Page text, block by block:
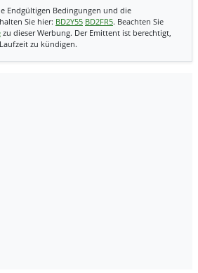
Endgültigen Bedingungen und die
Sie hier: BD2Y55 BD2FR5. Beachten Sie
zu dieser Werbung. Der Emittent ist berechtigt,
zu kündigen.